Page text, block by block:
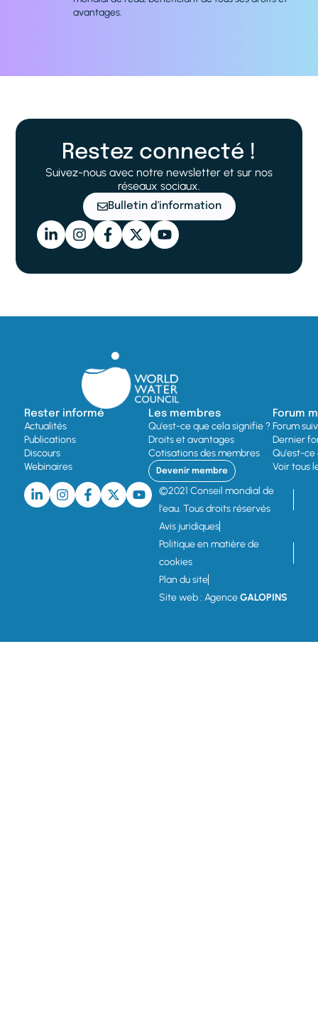
avantages.
Restez connecté !
Suivez-nous avec notre newsletter et sur nos
réseaux sociaux.
Bulletin d'information
Rester informé
Actualités
Publications
Discours
Webinaires
Les membres
Qu'est-ce que cela signifie ?
Droits et avantages
Cotisations des membres
Devenir membre
Forum
Forum
Dernier
Qu'est-ce
Voir tous
©2021 Conseil mondial de
l'eau. Tous droits réservés
Avis juridiques
Politique en matière de
cookies
Plan du site
Site web : AgenceGALOPINS